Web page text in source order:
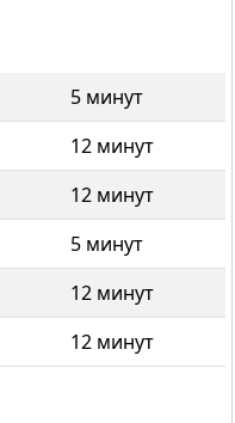
5 минут
12 минут
12 минут
5 минут
12 минут
12 минут